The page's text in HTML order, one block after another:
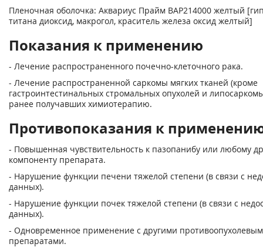
Пленочная оболочка: Аквариус Прайм ВАР214000 желтый
титана диоксид, макрогол, краситель железа оксид желтый]
Показания к применению
- Лечение распространенного почечно-клеточного рака.
- Лечение распространенной саркомы мягких тканей (кроме
гастроинтестинальных стромальных опухолей и
ранее получавших химиотерапию.
Противопоказания к
- Повышенная чувствительность к пазопанибу или любому
компоненту препарата.
- Нарушение функции печени тяжелой степени (в связи с
данных).
- Нарушение функции почек тяжелой степени (в связи с
данных).
- Одновременное применение с другими
препаратами.